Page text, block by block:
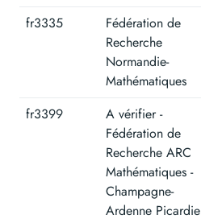
fr3335
Fédération de
Recherche
Normandie-
Mathématiques
fr3399
A vérifier -
Fédération de
Recherche ARC
Mathématiques -
Champagne-
Ardenne Picardie